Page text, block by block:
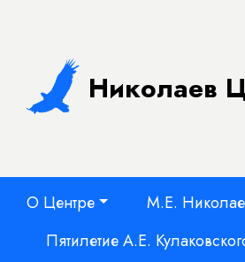
Николаев
О Центре М.Е.
Пятилетие А.Е.